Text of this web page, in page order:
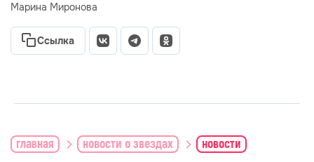
Марина Миронова
Ссылка
главная новости о звездах новости